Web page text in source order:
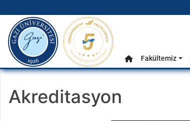
Ana Menü
gazi.edu.tr
Anasayfa
Fakültemiz
Akreditasyon